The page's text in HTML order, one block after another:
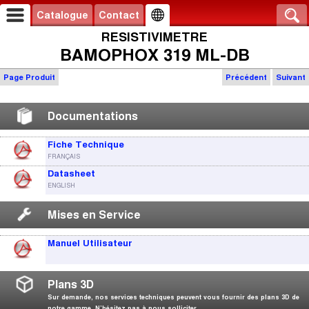
Catalogue Contact
RESISTIVIMETRE
BAMOPHOX 319 ML-DB
Précédent Suivant
Page Produit
Documentations
Fiche Technique
FRANÇAIS
Datasheet
ENGLISH
Mises en Service
Manuel Utilisateur
Plans 3D
Sur demande, nos services techniques peuvent vous fournir des plans 3D de